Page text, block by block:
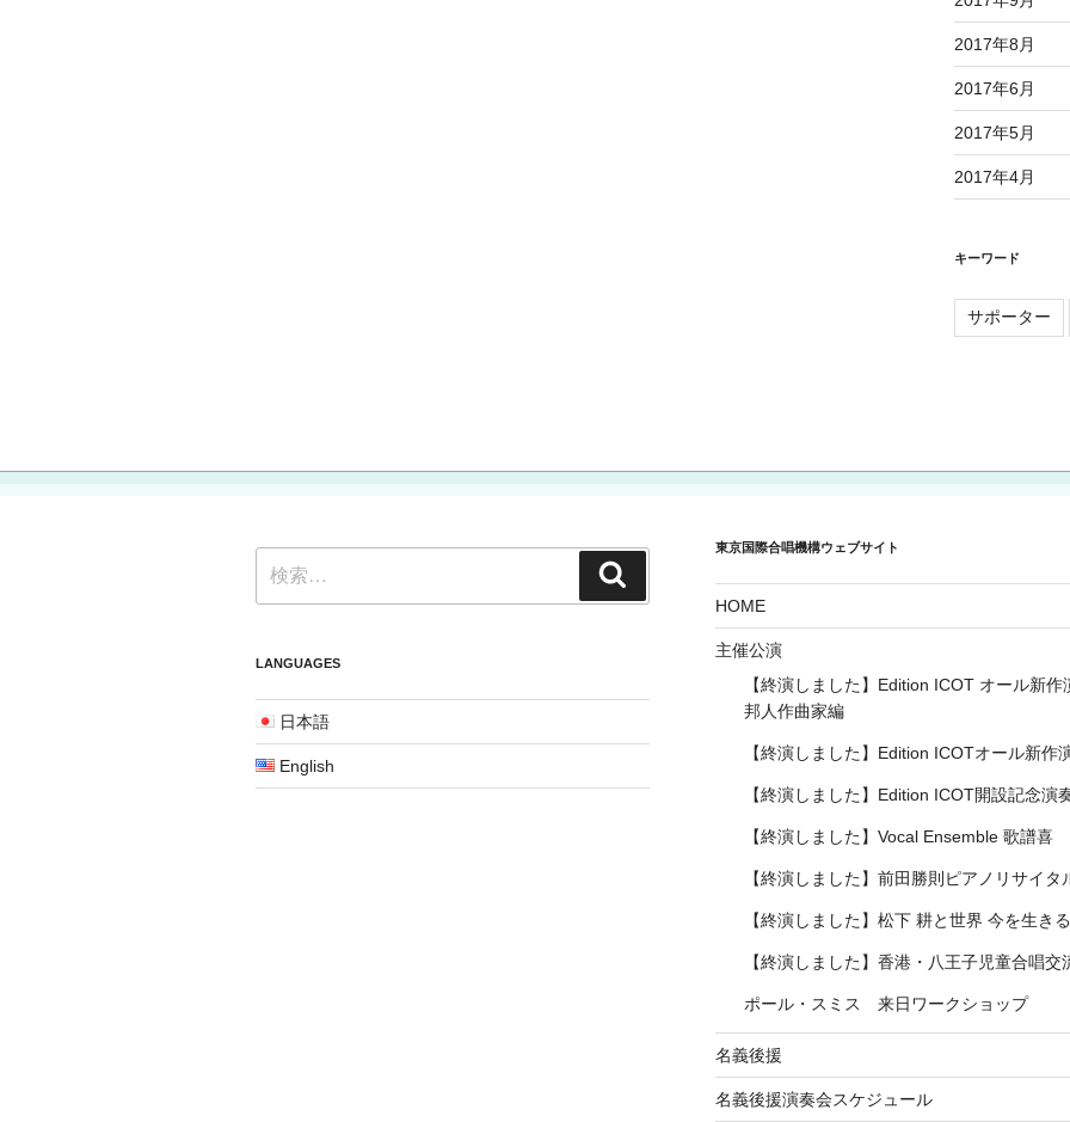
2017年8月
2017年6月
2017年5月
2017年4月
キーワード
サポーター
索:
索
LANGUAGES
日本語
English
東京国際合唱機構ウェブサイト
HOME
主催公演
【終演しました】Edition ICOT オール新
邦人作曲家編
【終演しました】Edition ICOTオール新作
【終演しました】Edition ICOT開設記念演
【終演しました】Vocal Ensemble 歌譜
【終演しました】前田勝則ピアノリサイタ
【終演しました】松下 耕と世界 今を生き
【終演しました】香港・八王子児童合唱
ポール・スミス 来日ワークショップ
名義後援
名義後援演奏会スケジュール